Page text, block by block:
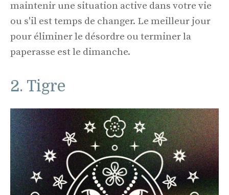
maintenir une situation active dans votre vie
ou s'il est temps de changer. Le meilleur jour
pour éliminer le désordre ou terminer la
paperasse est le dimanche.
2. Tigre